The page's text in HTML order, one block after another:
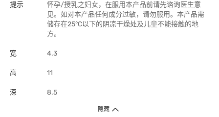
提示
怀孕/授乳之妇女，在服用本产品前请先谘询医生意
见。如对本产品任何成分过敏，请勿服用。本产品需
储存在25°C以下的阴凉干燥处及儿童不能接触的地
方。
宽 4.3
高 11
深 8.5
隐藏